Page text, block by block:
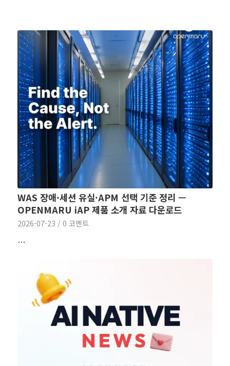
WAS 장애·세션 유실·APM 선택 기준 정리 —
OPENMARU iAP 제품 소개 자료 다운로드
2026-07-23 / 0 코멘트
…